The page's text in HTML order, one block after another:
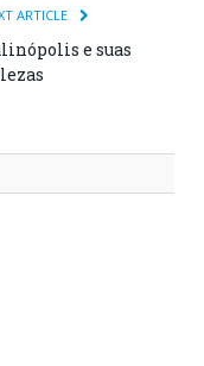
ARTICLE
e suas